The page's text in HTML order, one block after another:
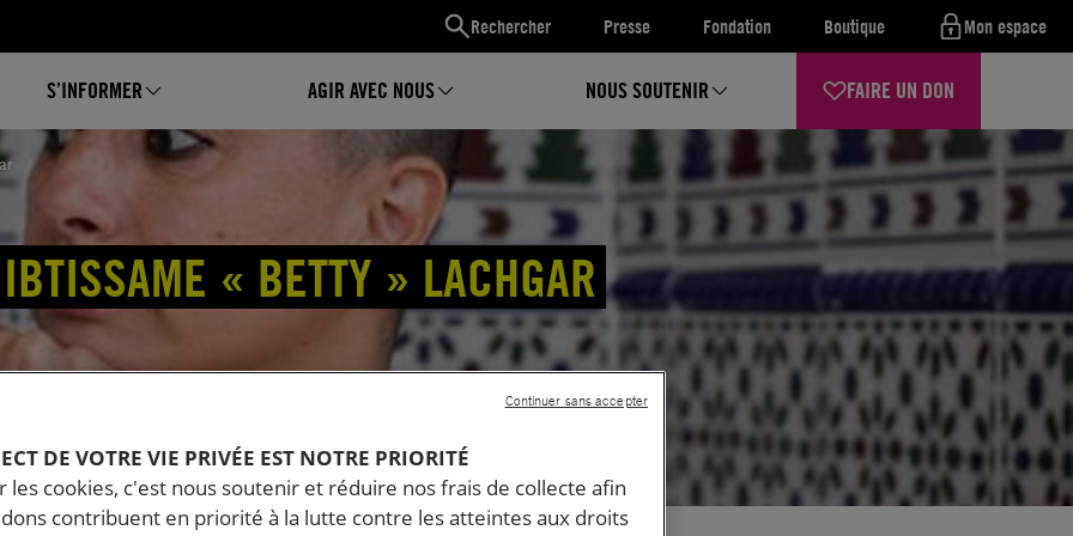
Rechercher Presse Fondation Boutique Mon espace
S’INFORMER AGIR AVEC NOUS NOUS SOUTENIR FAIRE UN DON
« BETTY » LACHGAR
DE VOTRE VIE PRIVÉE EST NOTRE PRIORITÉ
les cookies, c'est nous soutenir et réduire nos frais de collecte afin
contribuent en priorité à la lutte contre les atteintes aux droits
Continuer sans accepter